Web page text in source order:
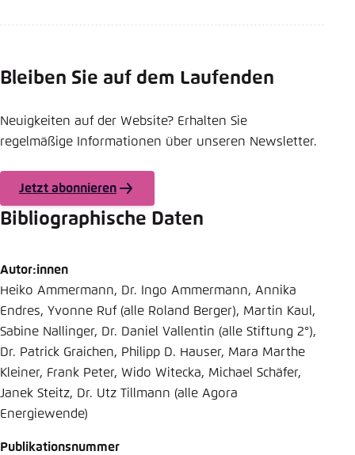
Bleiben Sie auf dem Laufenden
Neuigkeiten auf der Website? Erhalten Sie
regelmäßige Informationen über unseren Newsletter.
Jetzt abonnieren
Bibliographische Daten
Autor:innen
Heiko Ammermann, Dr. Ingo Ammermann, Annika
Endres, Yvonne Ruf (alle Roland Berger), Martin Kaul,
Sabine Nallinger, Dr. Daniel Vallentin (alle Stiftung 2°),
Dr. Patrick Graichen, Philipp D. Hauser, Mara Marthe
Kleiner, Frank Peter, Wido Witecka, Michael Schäfer,
Janek Steitz, Dr. Utz Tillmann (alle Agora
Energiewende)
Publikationsnummer